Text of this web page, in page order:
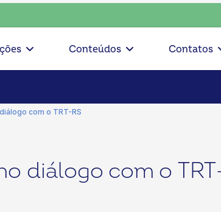
consciente, escolha o coop • escolha
Conteúdos Contatos
com o TRT-RS
diálogo com o